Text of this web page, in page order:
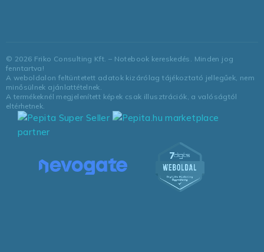
© 2026 Friko Consulting Kft. – Notebook kereskedés. Minden jog
fenntartva!
A weboldalon feltüntetett adatok kizárólag tájékoztató jellegűek, nem
minősülnek ajánlattételnek.
A termékeknél megjelenített képek csak illusztrációk, a valóságtól
eltérhetnek.
marketplace
partner